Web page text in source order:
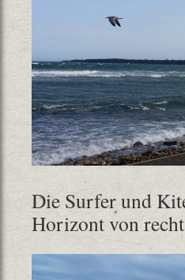
Die Surfer und
Horizont von